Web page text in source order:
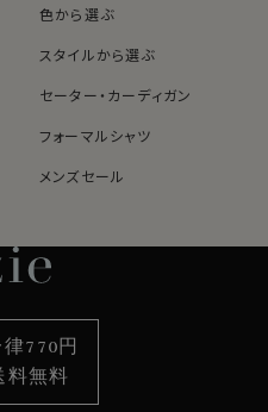
色から選ぶ
スタイルから選ぶ
セーター・カーディガン
フォーマルシャツ
メンズセール
袖・カフス型から選ぶ
柄から選ぶ
カジュアルシャツ
カフスボタン
サスペンダー
バッグ
ストール・マフラー
770円
料無料